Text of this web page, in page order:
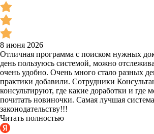
8 июня 2026
Отличная программа с поиском нужных
день пользуюсь системой, можно
очень удобно. Очень много стало разных
практики добавили. Сотрудники
консультируют, где какие доработки и где
почитать новиночки. Самая лучшая
законодательству!!!
Читать полностью